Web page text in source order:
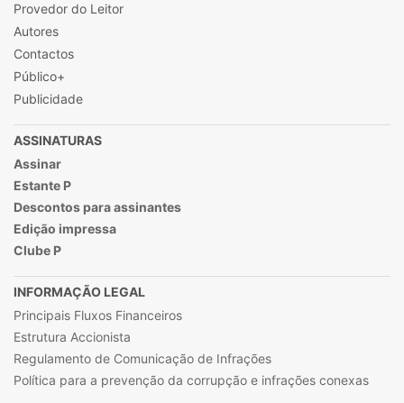
Provedor do Leitor
Autores
Contactos
Público+
Publicidade
ASSINATURAS
Assinar
Estante P
Descontos para assinantes
Edição impressa
Clube P
INFORMAÇÃO LEGAL
Principais Fluxos Financeiros
Estrutura Accionista
Regulamento de Comunicação de Infrações
Política para a prevenção da corrupção e infrações conexas